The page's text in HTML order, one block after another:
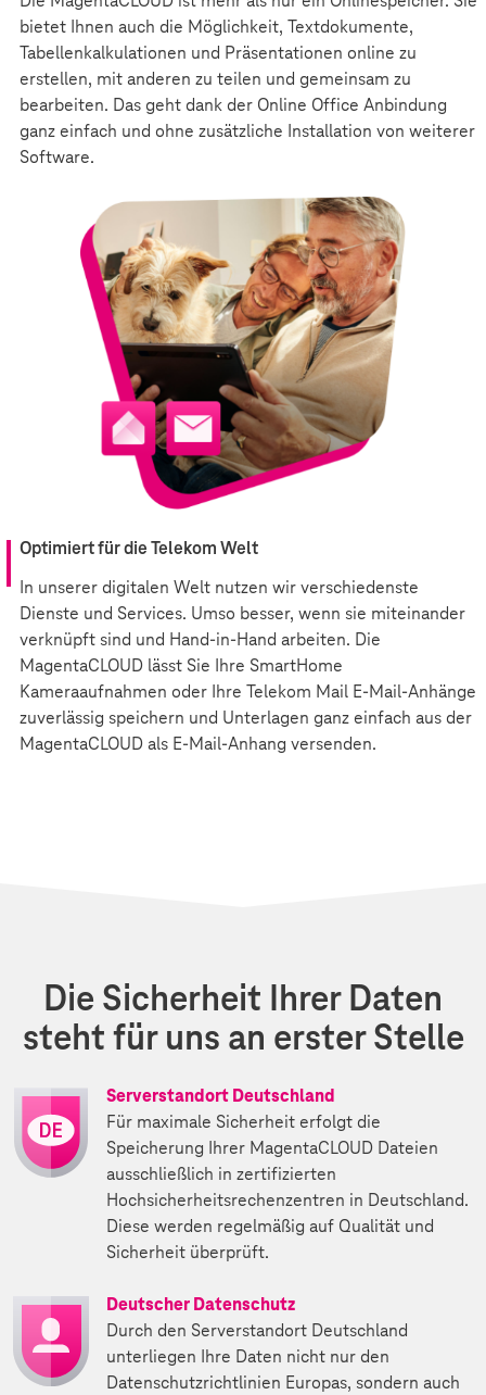
bietet Ihnen auch die Möglichkeit, Textdokumente,
Tabellenkalkulationen und Präsentationen online zu
erstellen, mit anderen zu teilen und gemeinsam zu
bearbeiten. Das geht dank der Online Office Anbindung
ganz einfach und ohne zusätzliche Installation von weiterer
Software.
Optimiert für die Telekom Welt
In unserer digitalen Welt nutzen wir verschiedenste
Dienste und Services. Umso besser, wenn sie miteinander
verknüpft sind und Hand-in-Hand arbeiten. Die
MagentaCLOUD lässt Sie Ihre SmartHome
Kameraaufnahmen oder Ihre Telekom Mail E-Mail-Anhänge
zuverlässig speichern und Unterlagen ganz einfach aus der
MagentaCLOUD als E-Mail-Anhang versenden.
Die Sicherheit Ihrer Daten
steht für uns an erster Stelle
Serverstandort Deutschland
Für maximale Sicherheit erfolgt die
Speicherung Ihrer MagentaCLOUD Dateien
ausschließlich in zertifizierten
Hochsicherheitsrechenzentren in Deutschland.
Diese werden regelmäßig auf Qualität und
Sicherheit überprüft.
Deutscher Datenschutz
Durch den Serverstandort Deutschland
unterliegen Ihre Daten nicht nur den
Datenschutzrichtlinien Europas, sondern auch